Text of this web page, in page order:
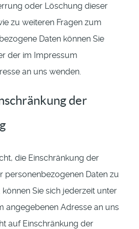
oder Löschung dieser
zu weiteren Fragen zum
Daten können Sie
der im Impressum
an uns wenden.
der
die Einschränkung der
personenbezogenen Daten zu
Sie sich jederzeit unter
angegebenen Adresse an uns
auf Einschränkung der